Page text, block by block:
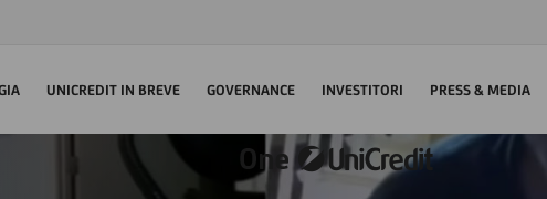
UNICREDIT IN BREVE GOVERNANCE INVESTITORI PRESS & MEDIA